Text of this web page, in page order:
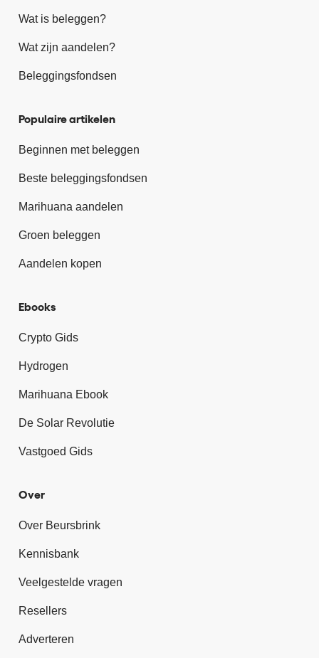
Wat is beleggen?
Wat zijn aandelen?
Beleggingsfondsen
Populaire artikelen
Beginnen met beleggen
Beste beleggingsfondsen
Marihuana aandelen
Groen beleggen
Aandelen kopen
Ebooks
Crypto Gids
Hydrogen
Marihuana Ebook
De Solar Revolutie
Vastgoed Gids
Over
Over Beursbrink
Kennisbank
Veelgestelde vragen
Resellers
Adverteren